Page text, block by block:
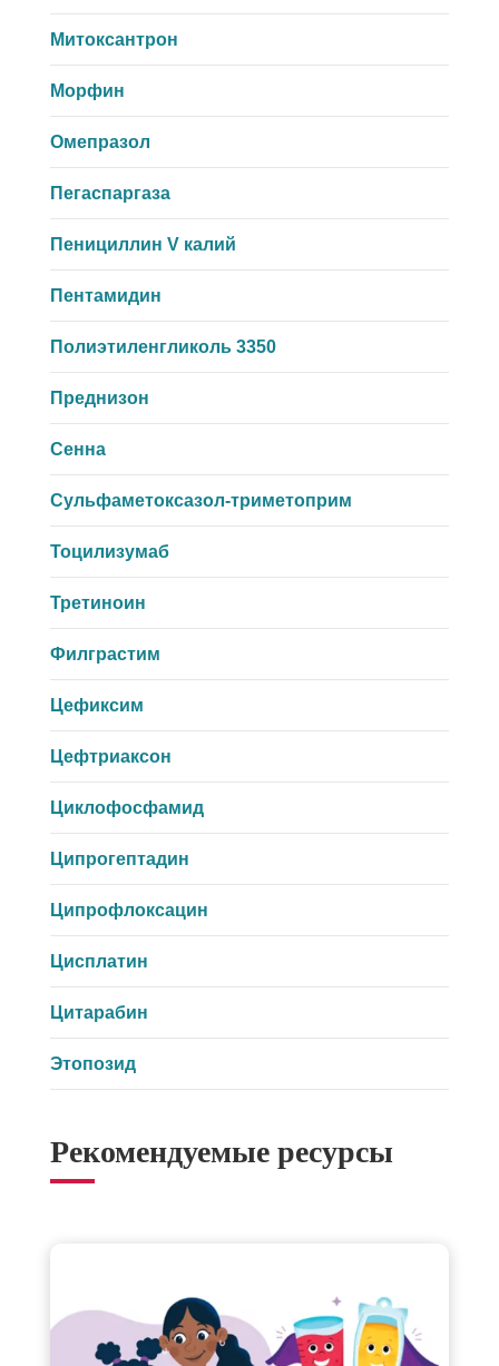
Митоксантрон
Морфин
Омепразол
Пегаспаргаза
Пенициллин V калий
Пентамидин
Полиэтиленгликоль 3350
Преднизон
Сенна
Сульфаметоксазол-триметоприм
Тоцилизумаб
Третиноин
Филграстим
Цефиксим
Цефтриаксон
Циклофосфамид
Ципрогептадин
Ципрофлоксацин
Цисплатин
Цитарабин
Этопозид
Рекомендуемые ресурсы